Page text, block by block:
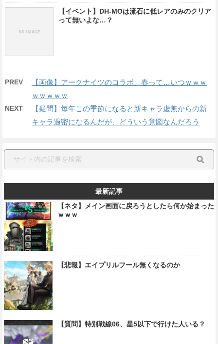
【イベント】DH-MOは流石に低レアのみのクリア
って無いよな…？
PREV
【画像】アークナイツのコラボ、春って…いつｗｗｗ
ｗｗｗｗｗ
NEXT
【疑問】毎年この季節になると新キャラ虚無からの新
キャラ過密になるんだが、どういう意図なんだろう
最新記事
【ネタ】メイン画面に戻ろうとしたら何か始まった
ｗｗｗ
【悲報】エイプリルフール無くなるのか
【質問】特別戦線06、星5以下で行けた人いる？